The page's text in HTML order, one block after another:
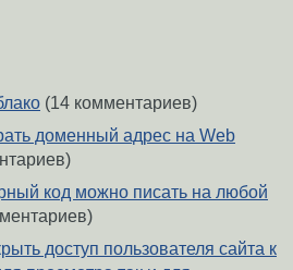
(14 комментариев)
доменный адрес на Web
код можно писать на любой
доступ пользователя сайта к